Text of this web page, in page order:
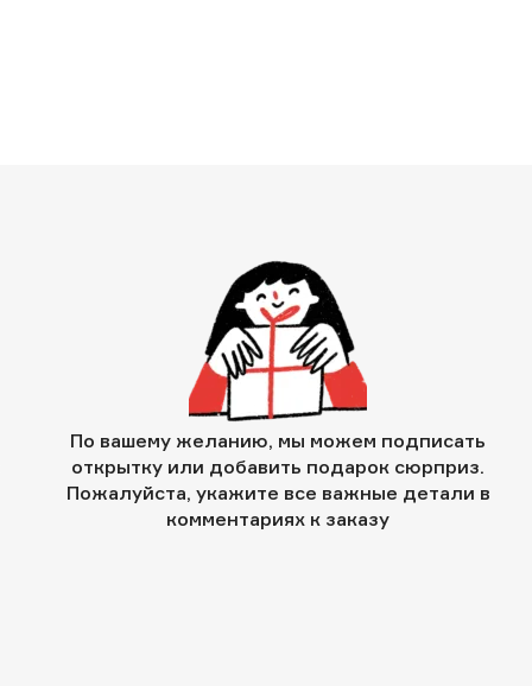
По вашему желанию, мы можем подписать
открытку или добавить подарок сюрприз.
Пожалуйста, укажите все важные детали в
комментариях к заказу